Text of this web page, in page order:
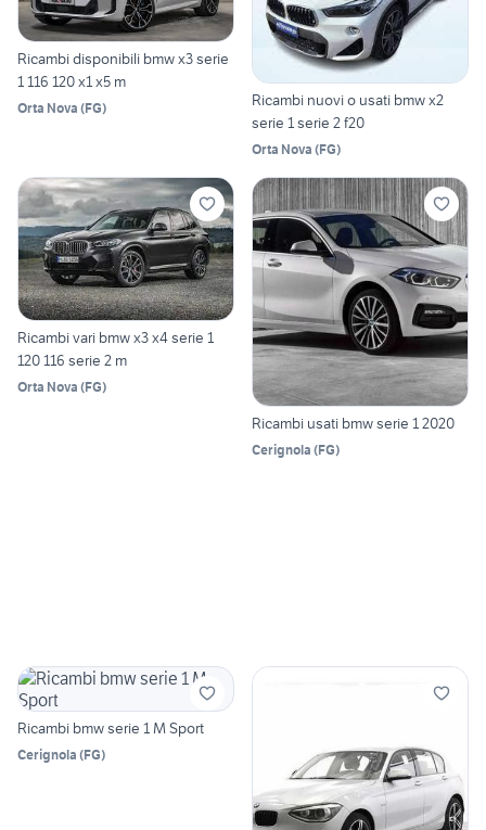
Ricambi disponibili bmw x3 serie
1 116 120 x1 x5 m
Orta Nova (FG)
Ricambi nuovi o usati bmw x2
serie 1 serie 2 f20
Orta Nova (FG)
Ricambi vari bmw x3 x4 serie 1
120 116 serie 2 m
Orta Nova (FG)
Ricambi usati bmw serie 1 2020
Cerignola (FG)
Ricambi bmw serie 1 M Sport
Cerignola (FG)